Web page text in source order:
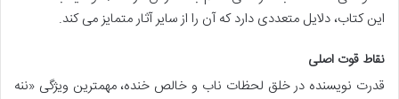
این کتاب، دلایل متعددی دارد که آن را از سایر آثار متمایز می کند.
نقاط قوت اصلی
قدرت نویسنده در خلق لحظات ناب و خالص خنده، مهمترین ویژگی «ننه